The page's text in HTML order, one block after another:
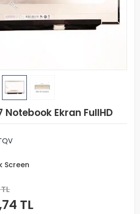
Notebook Ekran FullHD
Screen
TL